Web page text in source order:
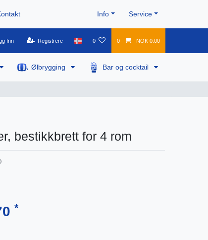
Info Service
Inn Registrere 0 0 NOK 0.00
Ølbrygging Bar og cocktail
bestikkbrett for 4 rom
*